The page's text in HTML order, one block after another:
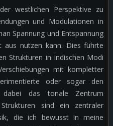
westlichen Perspektive zu
und Modulationen in
Spannung und Entspannung
aus nutzen kann. Dies führte
Strukturen in indischen Modi
mit kompletter
oder sogar den
das tonale Zentrum
sind ein zentraler
die ich bewusst in meine